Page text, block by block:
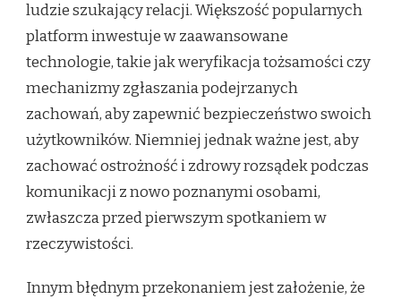
ludzie szukający relacji. Większość popularnych
platform inwestuje w zaawansowane
technologie, takie jak weryfikacja tożsamości czy
mechanizmy zgłaszania podejrzanych
zachowań, aby zapewnić bezpieczeństwo swoich
użytkowników. Niemniej jednak ważne jest, aby
zachować ostrożność i zdrowy rozsądek podczas
komunikacji z nowo poznanymi osobami,
zwłaszcza przed pierwszym spotkaniem w
rzeczywistości.
Innym błędnym przekonaniem jest założenie, że